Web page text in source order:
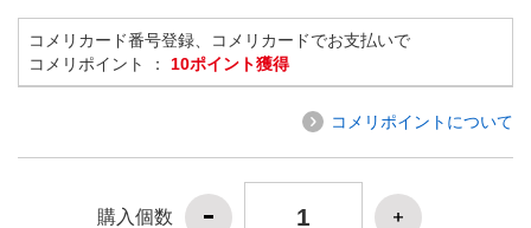
コメリカード番号登録、コメリカードでお支払いで
コメリポイント ： 10ポイント獲得
コメリポイントについて
購入個数